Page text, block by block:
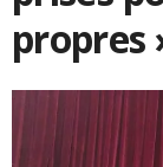
propres